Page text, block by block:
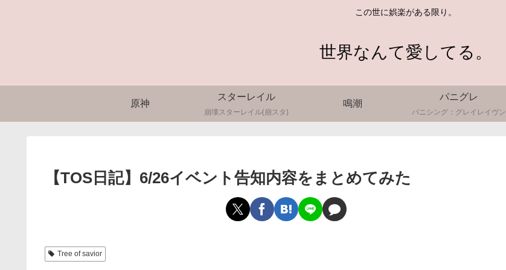
この世に娯楽がある限り。
世界なんて愛してる。
原神
スターレイル
崩壊スターレイル(崩スタ)
鳴潮
パニグレ
パニシング：グレイレイヴン
【TOS日記】6/26イベント告知内容をまとめてみた
Tree of savior